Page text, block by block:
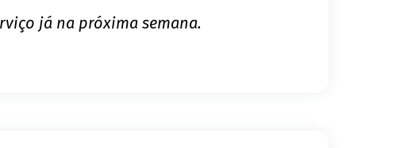
já na próxima semana.